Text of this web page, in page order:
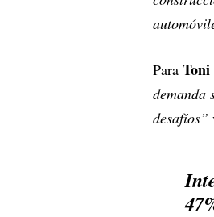
Para Toni
demanda
desafíos”